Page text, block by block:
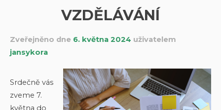
VZDĚLÁVÁNÍ
Zveřejněno dne 6. května 2024 uživatelem
jansykora
Srdečně vás
zveme 7.
května do